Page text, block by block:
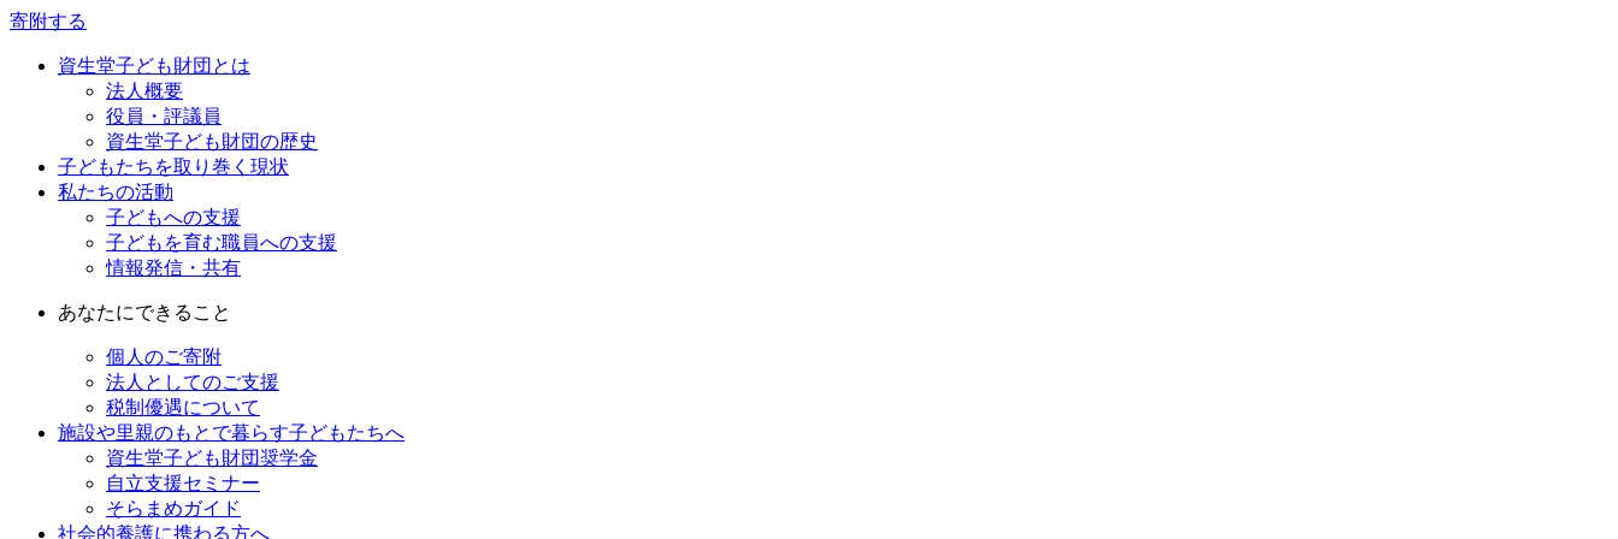
寄附する
資生堂子ども財団とは
法人概要
役員・評議員
資生堂子ども財団の歴史
子どもたちを取り巻く現状
私たちの活動
子どもへの支援
子どもを育む職員への支援
情報発信・共有
あなたにできること
個人のご寄附
法人としてのご支援
税制優遇について
施設や里親のもとで暮らす子どもたちへ
資生堂子ども財団奨学金
自立支援セミナー
そらまめガイド
社会的養護に携わる方へ